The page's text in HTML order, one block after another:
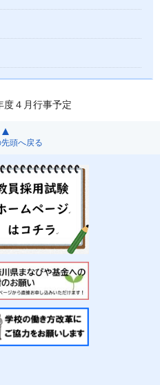
度４月行事予定
頭へ戻る